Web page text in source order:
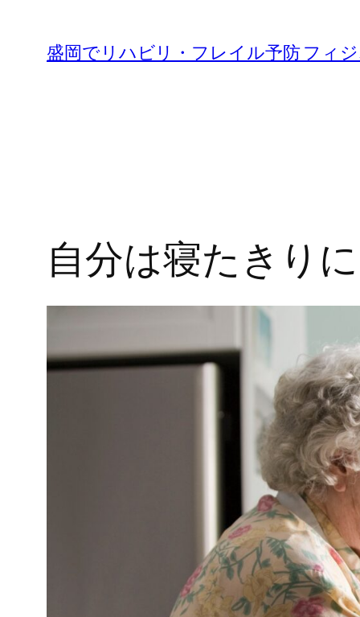
盛岡でリハビリ・フレイル予防 フィ
自分は寝たきり